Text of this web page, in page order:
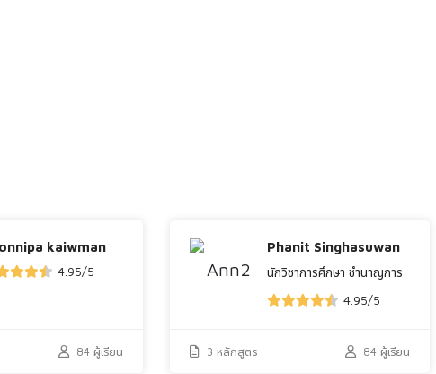
kaiwman
4.95/5
84 ผู้เรียน
Phanit Singhasuwan
นักวิชาการศึกษา ชำนาญการ
4.95/5
3 หลักสูตร 84 ผู้เรียน